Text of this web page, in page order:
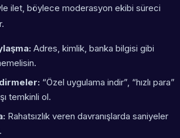
ilet, böylece moderasyon ekibi süreci
Adres, kimlik, banka bilgisi gibi
“Özel uygulama indir”, “hızlı para”
temkinli ol.
Rahatsızlık veren davranışlarda saniyeler